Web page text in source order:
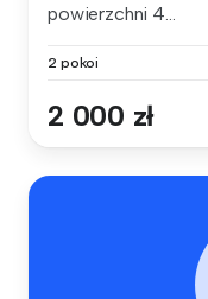
powierzchni 4...
2 pokoi
2 000 zł